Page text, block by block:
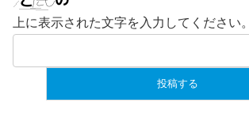
上に表示された文字を入力してください。